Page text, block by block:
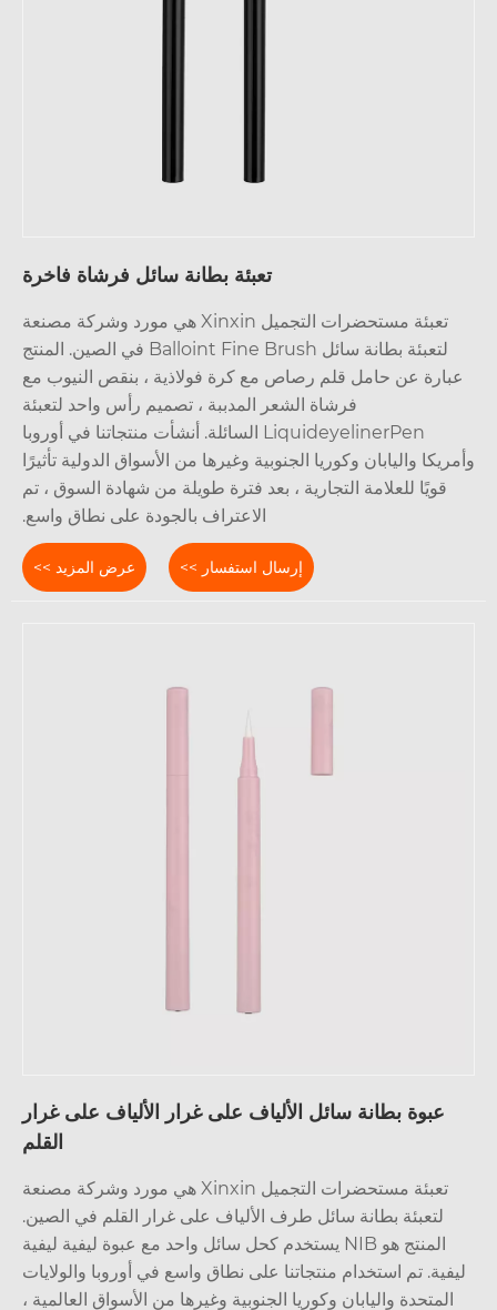
تعبئة بطانة سائل فرشاة فاخرة
تعبئة مستحضرات التجميل Xinxin هي مورد وشركة مصنعة
لتعبئة بطانة سائل Balloint Fine Brush في الصين. المنتج
عن حامل قلم رصاص مع كرة فولاذية ، بنقص النيوب مع
فرشاة الشعر المدببة ، تصميم رأس واحد لتعبئة
LiquideyelinerPen السائلة. أنشأت منتجاتنا في أوروبا
واليابان وكوريا الجنوبية وغيرها من الأسواق الدولية تأثيرًا
قويًا للعلامة التجارية ، بعد فترة طويلة من شهادة السوق ، تم
الاعتراف بالجودة على نطاق واسع.
عرض المزيد >> إرسال استفسار >>
عبوة بطانة سائل الألياف على غرار الألياف على غرار
تعبئة مستحضرات التجميل Xinxin هي مورد وشركة مصنعة
لتعبئة بطانة سائل طرف الألياف على غرار القلم في الصين.
المنتج هو NIB يستخدم كحل سائل واحد مع عبوة ليفية ليفية
تم استخدام منتجاتنا على نطاق واسع في أوروبا والولايات
المتحدة واليابان وكوريا الجنوبية وغيرها من الأسواق العالمية ،